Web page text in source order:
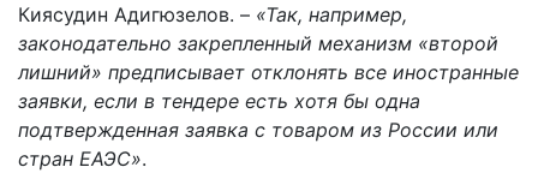
Киясудин Адигюзелов. – «Так, например,
законодательно закрепленный механизм «второй
лишний» предписывает отклонять все иностранные
заявки, если в тендере есть хотя бы одна
подтвержденная заявка с товаром из России или
стран ЕАЭС».